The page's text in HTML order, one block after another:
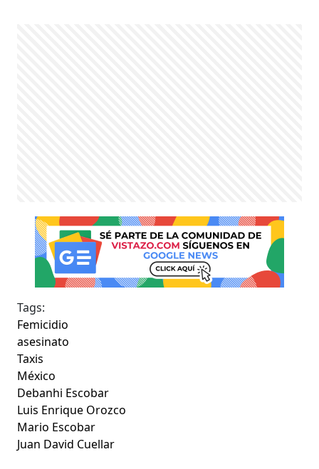
Tags:
Femicidio
asesinato
Taxis
México
Debanhi Escobar
Luis Enrique Orozco
Mario Escobar
Juan David Cuellar